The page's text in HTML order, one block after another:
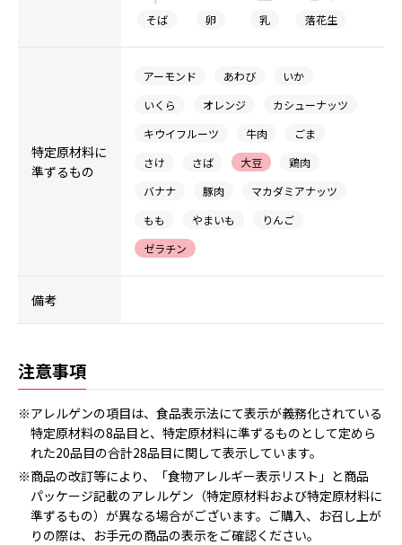
そば 卵 乳 落花生
特定原材料に
準ずるもの
アーモンド あわび
いか
いくら
オレンジ
カシューナッツ
キウイフルーツ
牛肉
ごま
さけ
さば 大豆
鶏肉
バナナ
豚肉
マカダミアナッツ
もも
やまいも
りんご
ゼラチン
備考
注意事項
※アレルゲンの項目は、食品表示法にて表示が義務化されている
特定原材料の8品目と、特定原材料に準ずるものとして定めら
れた20品目の合計28品目に関して表示しています。
※商品の改訂等により、「食物アレルギー表示リスト」と商品
パッケージ記載のアレルゲン（特定原材料および特定原材料に
準ずるもの）が異なる場合がございます。ご購入、お召し上が
りの際は、お手元の商品の表示をご確認ください。